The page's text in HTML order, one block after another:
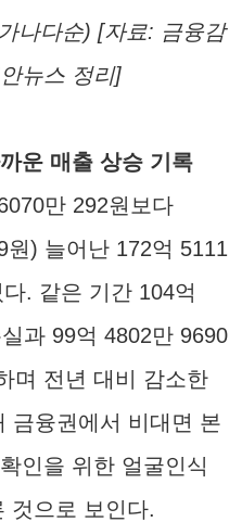
나다순) [자료: 금융감
뉴스 정리]
운 매출 상승 기록
만 292원보다
) 늘어난 172억 5111
. 같은 기간 104억
과 99억 4802만 9690
며 전년 대비 감소한
금융권에서 비대면 본
인을 위한 얼굴인식
것으로 보인다.